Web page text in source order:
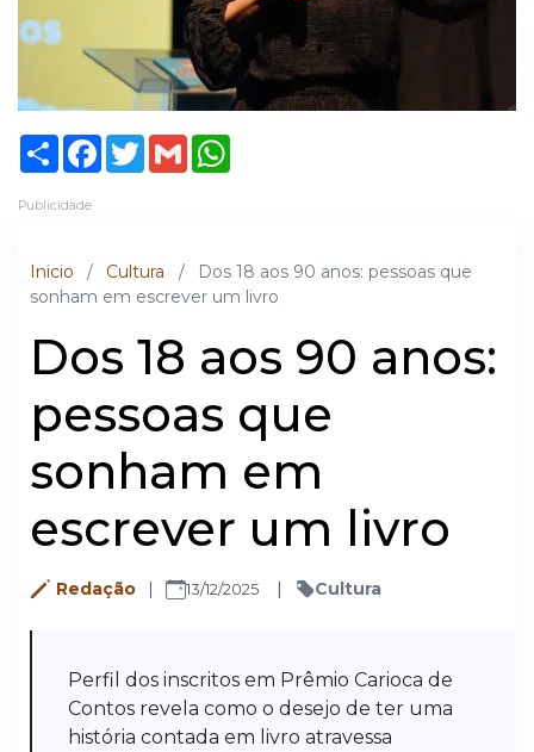
ShareFacebook
TwitterGmail
Publicidade
Inicio / Cultura /
Dos 18 aos 90 anos: pessoas que
sonham em escrever um livro
Dos 18 aos 90 anos:
pessoas que
sonham em
escrever um livro
Redação 13/12/2025 Cultura
Perfil dos inscritos em Prêmio Carioca de
Contos revela como o desejo de ter uma
história contada em livro atravessa